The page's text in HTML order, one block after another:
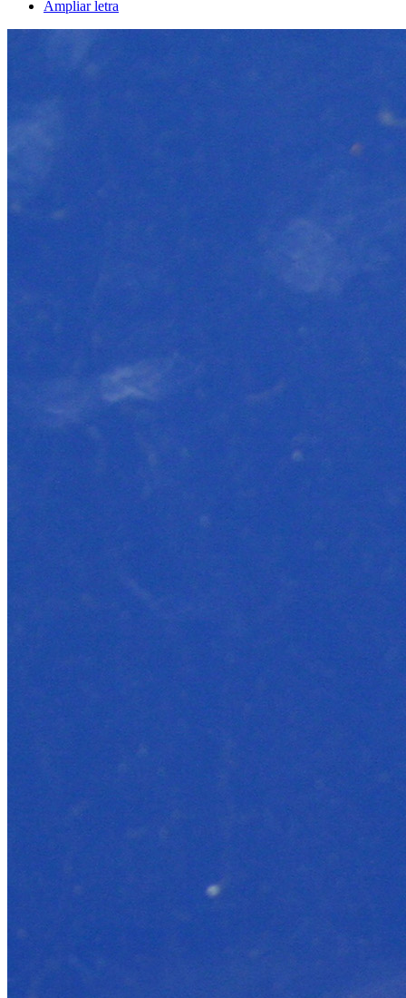
Ampliar letra